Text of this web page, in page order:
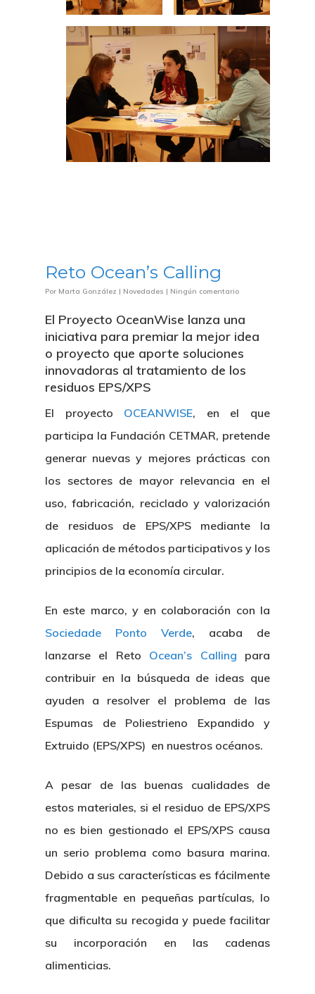
Reto Ocean’s Calling
Por Marta González | Novedades | Ningún comentario
El Proyecto OceanWise lanza una
iniciativa para premiar la mejor idea
o proyecto que aporte soluciones
innovadoras al tratamiento de los
residuos EPS/XPS
El proyecto OCEANWISE, en el que
participa la Fundación CETMAR, pretende
generar nuevas y mejores prácticas con
los sectores de mayor relevancia en el
uso, fabricación, reciclado y valorización
de residuos de EPS/XPS mediante la
aplicación de métodos participativos y los
principios de la economía circular.
En este marco, y en colaboración con la
Sociedade Ponto Verde, acaba de
lanzarse el Reto Ocean’s Calling para
contribuir en la búsqueda de ideas que
ayuden a resolver el problema de las
Espumas de Poliestrieno Expandido y
Extruido (EPS/XPS) en nuestros océanos.
A pesar de las buenas cualidades de
estos materiales, si el residuo de EPS/XPS
no es bien gestionado el EPS/XPScausa
un serio problema como basura marina.
Debido a sus características es fácilmente
fragmentable en pequeñas partículas, lo
que dificulta su recogida y puede facilitar
su incorporación en las cadenas
alimenticias.
Nosotros
Organización
Directorio De Personal
Patronato
Novedades
Actualidad
Eventos
Proyectos
Publicaciones